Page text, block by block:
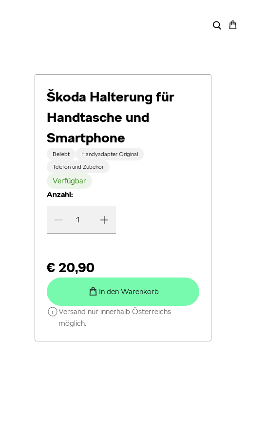
Škoda Halterung für
Handtasche und
Smartphone
Beliebt
Handyadapter Original
Telefon und Zubehör
Verfügbar
Anzahl:
€ 20,90
In den Warenkorb
Versand nur innerhalb Österreichs
möglich.